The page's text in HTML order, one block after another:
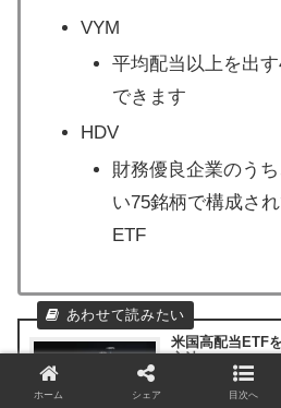
VYM
平均配当以上を出
できます
HDV
財務優良企業のう
い75銘柄で構成さ
ETF
米国高配当ETF
方法
高配当株は基本、
資した金額の◯％
で、株数を買い増
ホーム シェア 目次へ